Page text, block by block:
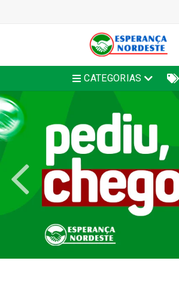
CATEGORIAS